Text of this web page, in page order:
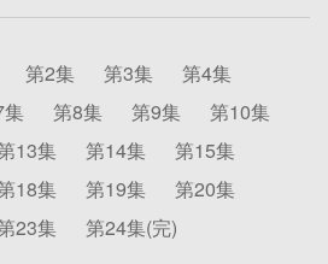
第2集 第3集
第4集
第8集 第9集
第10集
13集 第14集
第15集
18集 第19集
第20集
23集 第24集(完)